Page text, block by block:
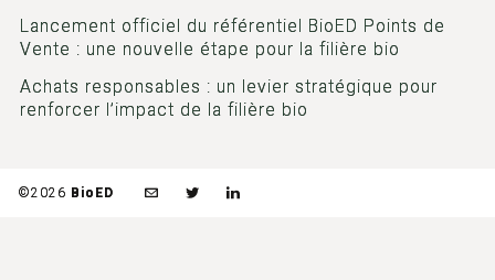
Lancement officiel du référentiel BioED Points de
Vente : une nouvelle étape pour la filière bio
Achats responsables : un levier stratégique pour
renforcer l’impact de la filière bio
©2026 BioED